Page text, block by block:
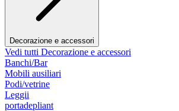
Decorazione e accessori
Vedi tutti Decorazione e accessori
Banchi/Bar
Mobili ausiliari
Podi/vetrine
Leggii
portadepliant